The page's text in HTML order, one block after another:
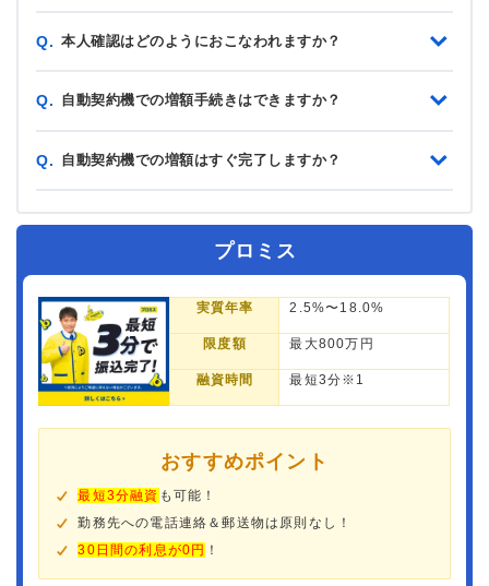
Q. 本人確認はどのようにおこなわれますか？
Q. 自動契約機での増額手続きはできますか？
Q. 自動契約機での増額はすぐ完了しますか？
プロミス
実質年率 2.5%〜18.0%
限度額 最大800万円
融資時間 最短3分※1
おすすめポイント
最短3分融資 も可能！
勤務先への電話連絡＆郵送物は原則なし！
30日間の利息が0円 ！